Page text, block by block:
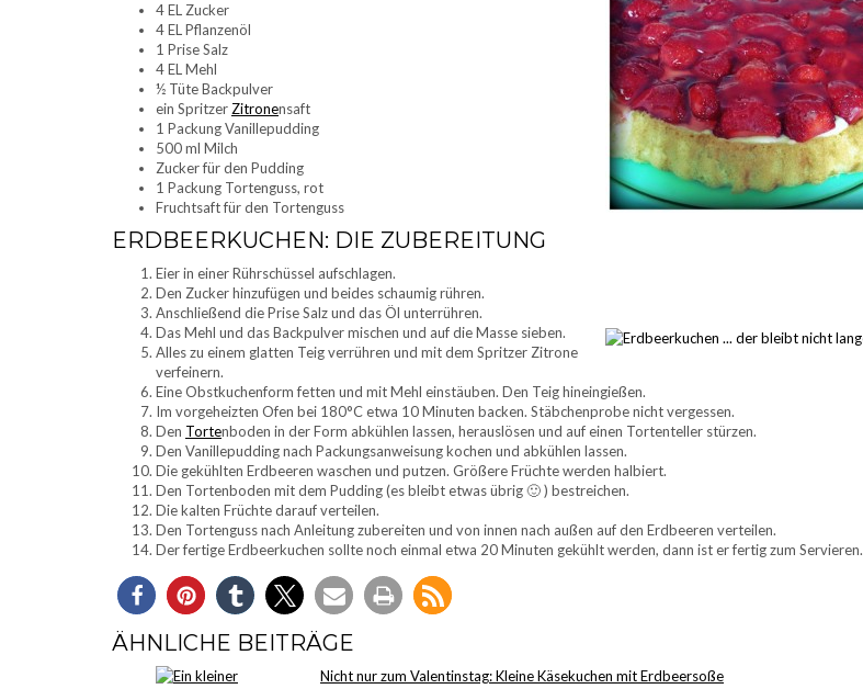
4 EL Zucker
4 EL Pflanzenöl
1 Prise Salz
4 EL Mehl
½ Tüte Backpulver
ein Spritzer Zitronensaft
1 Packung Vanillepudding
500 ml Milch
Zucker für den Pudding
1 Packung Tortenguss, rot
Fruchtsaft für den Tortenguss
ERDBEERKUCHEN: DIE ZUBEREITUNG
Eier in einer Rührschüssel aufschlagen.
Den Zucker hinzufügen und beides schaumig rühren.
Anschließend die Prise Salz und das Öl unterrühren.
Das Mehl und das Backpulver mischen und auf die Masse sieben.
Alles zu einem glatten Teig verrühren und mit dem Spritzer Zitrone
verfeinern.
Eine Obstkuchenform fetten und mit Mehl einstäuben. Den Teig hineingießen.
Im vorgeheizten Ofen bei 180°C etwa 10 Minuten backen. Stäbchenprobe nicht vergessen.
Den Tortenboden in der Form abkühlen lassen, herauslösen und auf einen Tortenteller stürzen.
Den Vanillepudding nach Packungsanweisung kochen und abkühlen lassen.
Die gekühlten Erdbeeren waschen und putzen. Größere Früchte werden halbiert.
Den Tortenboden mit dem Pudding (es bleibt etwas übrig 🙂 ) bestreichen.
Die kalten Früchte darauf verteilen.
Den Tortenguss nach Anleitung zubereiten und von innen nach außen auf den Erdbeeren verteilen.
Der fertige Erdbeerkuchen sollte noch einmal etwa 20 Minuten gekühlt werden, dann ist er fertig zum Servieren.
ÄHNLICHE BEITRÄGE
Nicht nur zum Valentinstag: Kleine Käsekuchen mit Erdbeersoße